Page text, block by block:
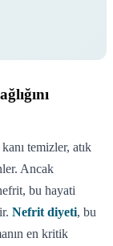
temizler, atık
Ancak
bu hayati
Nefrit diyeti, bu
en kritik